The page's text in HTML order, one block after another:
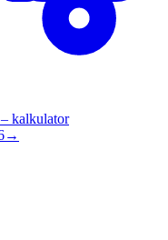
kalkulator
→